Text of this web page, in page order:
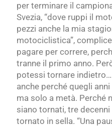
per terminare il
Svezia, “dove ruppi il
pezzi anche la mia
motociclistica”,
pagare per correre,
tranne il primo anno.
potessi tornare
anche perché quegli
ma solo a metà. Perché
siano tornati, tre
tornato in sella. “Una